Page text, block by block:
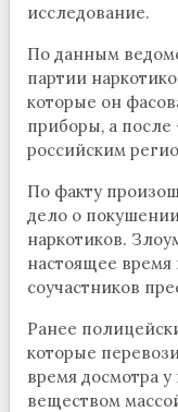
исследование.
По данным
партии
которые он
приборы, а после
российским
По факту
дело о
наркотиков.
настоящее
соучастников
Ранее
которые
время досмотра
веществом